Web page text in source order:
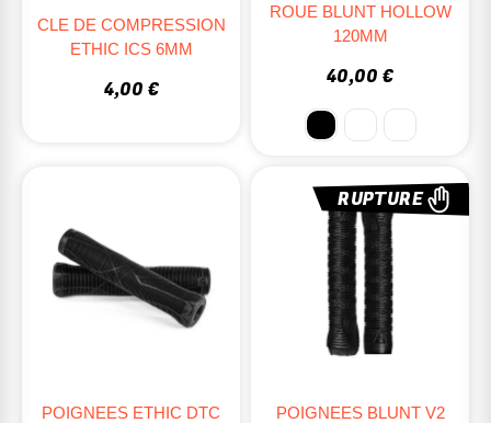
CLE DE COMPRESSION
ETHIC ICS 6MM
4,00 €
ROUE BLUNT HOLLOW
120MM
40,00 €
POIGNEES ETHIC DTC
RUPTURE
POIGNEES BLUNT V2